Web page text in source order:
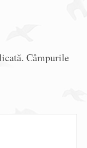
Câmpurile